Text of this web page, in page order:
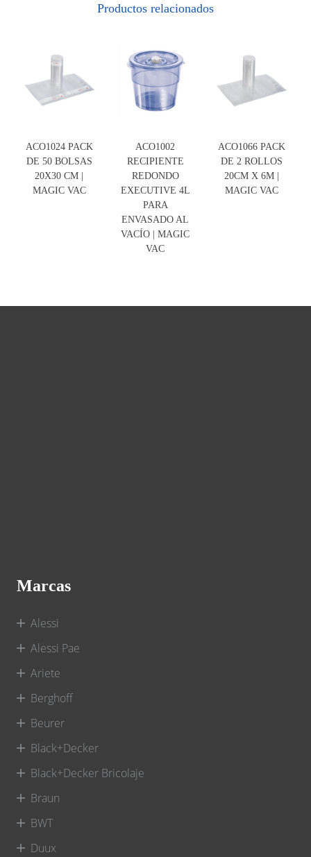
Productos relacionados
ACO1024 PACK
DE 50 BOLSAS
20X30 CM |
MAGIC VAC
ACO1002
RECIPIENTE
REDONDO
EXECUTIVE 4L
PARA
ENVASADO AL
VACÍO | MAGIC
VAC
ACO1066 PACK
DE 2 ROLLOS
20CM X 6M |
MAGIC VAC
Marcas
Alessi
Alessi Pae
Ariete
Berghoff
Beurer
Black+Decker
Black+Decker Bricolaje
Braun
BWT
Duux